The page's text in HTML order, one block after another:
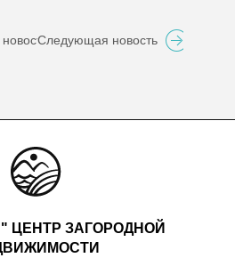
Следующая новость
ЦЕНТР ЗАГОРОДНОЙ